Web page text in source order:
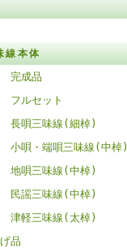
線本体
完成品
フルセット
長唄三味線(細棹)
小唄・端唄三味線(中棹)
地唄三味線(中棹)
民謡三味線(中棹)
津軽三味線(太棹)
品